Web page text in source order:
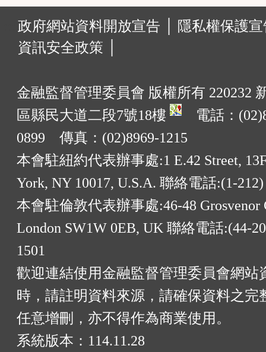
政府網站資料開放宣告 │
隱私權保護
資訊安全政策 │
金融監督管理委員會 版權所有 220232
區縣民大道二段7號18樓
電話：
0899 傳真：(02)8969-1215
本會駐紐約代表辦事處:1 E.42 Street,
York, NY 10017, U.S.A. 聯絡電話:(1-212)
本會駐倫敦代表辦事處:46-48 Grosvenor
London SW1W 0EB, UK 聯絡電話:(44-
1501
歡迎連結使用金融監督管理委員會網站
時，請註明資料來源，請確保資料之完
任意增刪，亦不得作為商業使用。
系統版本： 114.11.28